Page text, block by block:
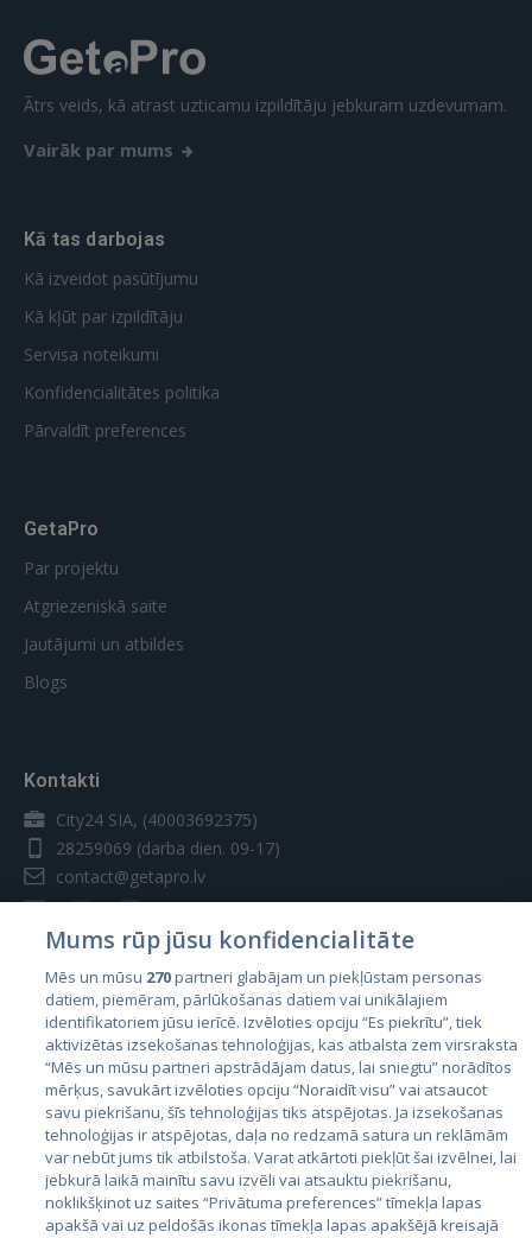
Ātrs veids, kā atrast uzticamu izpildītāju jebkuram uzdevumam.
Vairāk par mums
Kā tas darbojas
Kā izveidot pasūtījumu
Kā kļūt par izpildītāju
Servisa noteikumi
Konfidencialitātes politika
Pārvaldīt preferences
GetaPro
Par projektu
Atgriezeniskā saite
Jautājumi un atbildes
Blogs
Kontakti
City24 SIA, (40003692375)
28259069 (darba dien. 09-17)
contact@getapro.lv
Valstis
Igaunija
Latvija
Lietuva
Mums rūp jūsu konfidencialitāte
Mēs un mūsu 270partneri glabājam un piekļūstam personas
datiem, piemēram, pārlūkošanas datiem vai unikālajiem
identifikatoriem jūsu ierīcē. Izvēloties opciju “Es piekrītu”, tiek
aktivizētas izsekošanas tehnoloģijas, kas atbalsta zem virsraksta
“Mēs un mūsu partneri apstrādājam datus, lai sniegtu” norādītos
mērķus, savukārt izvēloties opciju “Noraidīt visu” vai atsaucot
savu piekrišanu, šīs tehnoloģijas tiks atspējotas. Ja izsekošanas
tehnoloģijas ir atspējotas, daļa no redzamā satura un reklāmām
var nebūt jums tik atbilstoša. Varat atkārtoti piekļūt šai izvēlnei, lai
jebkurā laikā mainītu savu izvēli vai atsauktu piekrišanu,
noklikšķinot uz saites “Privātuma preferences” tīmekļa lapas
apakšā vai uz peldošās ikonas tīmekļa lapas apakšējā kreisajā